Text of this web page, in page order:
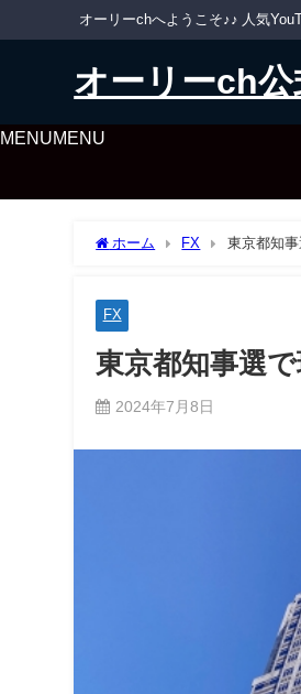
オーリーchへようこそ♪♪ 人気
オーリーch
MENUMENU
ホーム FX 東京都知事
FX
東京都知事選
2024年7月8日